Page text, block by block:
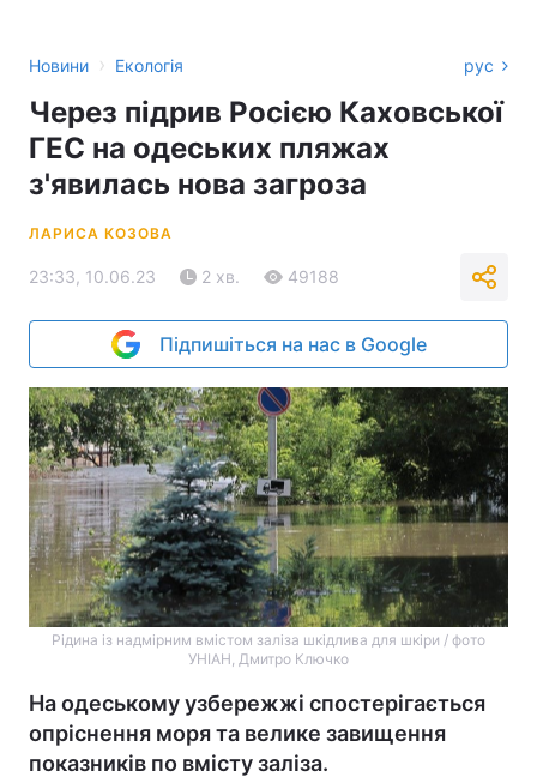
Новини › Екологія рус
Через підрив Росією Каховської
ГЕС на одеських пляжах
з'явилась нова загроза
ЛАРИСА КОЗОВА
23:33, 10.06.23 2 хв. 49188
Підпишіться на нас в Google
Рідина із надмірним вмістом заліза шкідлива для шкіри / фото
УНІАН, Дмитро Ключко
На одеському узбережжі спостерігається
опріснення моря та велике завищення
показників по вмісту заліза.